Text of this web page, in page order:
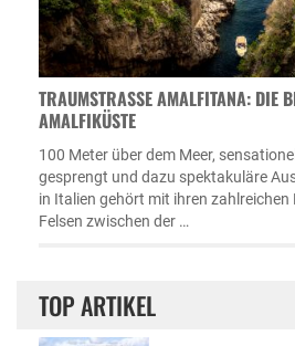
TRAUMSTRASSE AMALFITANA: DIE
MALFIKÜSTE
100 Meter über dem Meer,
gesprengt und dazu spektakuläre
in Italien gehört mit ihren zahlreichen
Felsen zwischen der …
TOP ARTIKEL